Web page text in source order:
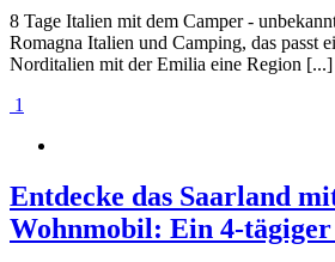
8 Tage Italien mit dem Camper -
Romagna Italien und Camping, das passt
Norditalien mit der Emilia eine Region [...]
1
Entdecke das Saarland
Wohnmobil: Ein 4-